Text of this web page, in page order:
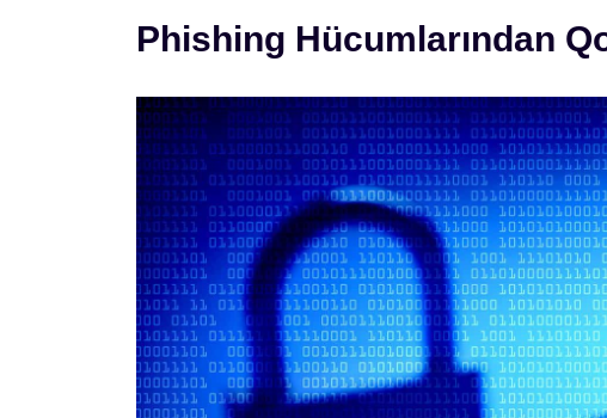
Phishing Hücumlarından